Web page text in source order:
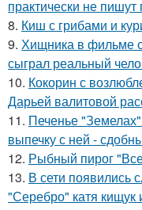
практически не
8. Киш с грибами и
9. Хищника в фильме
сыграл реальный
10. Кокорин с
Дарьей валитовой
11. Печенье
выпечку с ней -
12. Рыбный пирог
13. В сети появились
"Серебро" катя